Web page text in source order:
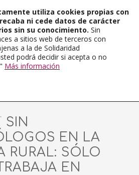
SIN
EN LA
RURAL: SÓLO
EN
utiliza cookies propias con
ni cede datos de carácter
sin su conocimiento. Sin
a sitios web de terceros con
a la de Solidaridad
podrá decidir si acepta o no
Más información